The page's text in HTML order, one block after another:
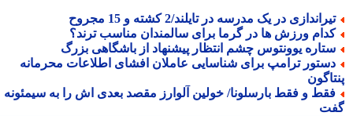
در یک مدرسه در تایلند/2 کشته و 15 مجروح
ورزش ها در گرما برای سالمندان مناسب ترند؟
یوونتوس چشم انتظار پیشنهاد از باشگاهی بزرگ
ترامپ برای شناسایی عاملان افشای اطلاعات محرمانه
و فقط بارسلونا/ خولین آلوارز مقصد بعدی اش را به سیمئونه